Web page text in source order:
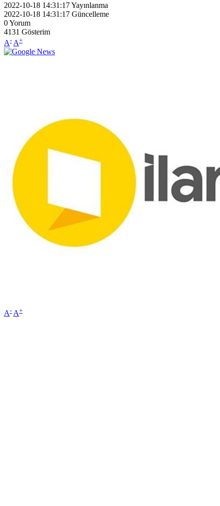
2022-10-18 14:31:17Yayınlanma
2022-10-18 14:31:17 Güncelleme
0Yorum
4131 Gösterim
A- A+
A- A+